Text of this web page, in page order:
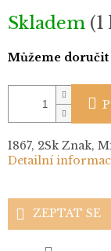
Měrná
cena:
Skladem (1
Můžeme doručit
1867, 2Sk Znak,
Detailní
ZEPTAT SE